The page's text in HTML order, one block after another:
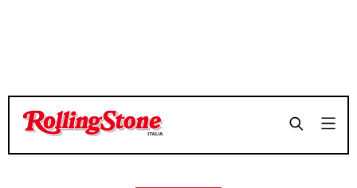
TEMPO DI LETTURA 5 MINUTI SHARE
TEMPO DI LETTURA 5 MINUTI SHARE